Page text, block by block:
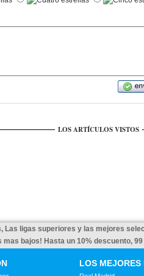
LOS ARTÍCULOS VISTOS
Las ligas superiores y las mejores
bajos! Hasta un 10% descuento,
LOS MEJORES